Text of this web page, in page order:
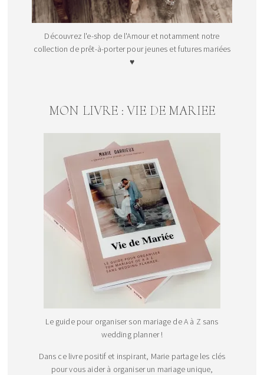
Découvrez l'e-shop de l'Amour et notamment notre
collection de prêt-à-porter pour jeunes et futures mariées
♥
MON LIVRE : VIE DE MARIEE
Le guide pour organiser son mariage de A à Z sans
wedding planner !
Dans ce livre positif et inspirant, Marie partage les clés
pour vous aider à organiser un mariage unique,